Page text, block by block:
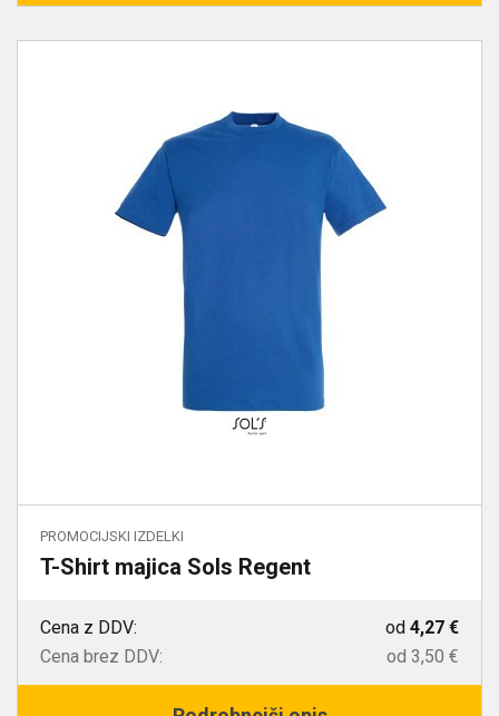
PROMOCIJSKI IZDELKI
T-Shirt majica Sols Regent
Cena z DDV: od 4,27 €
Cena brez DDV:
od 3,50 €